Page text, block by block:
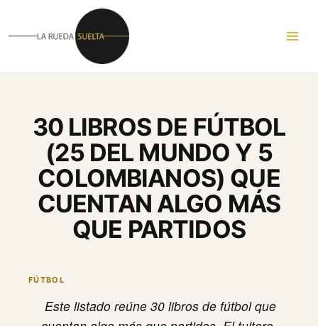
contenido
30 LIBROS DE FÚTBOL
(25 DEL MUNDO Y 5
COLOMBIANOS) QUE
CUENTAN ALGO MÁS
QUE PARTIDOS
FÚTBOL
Este listado reúne 30 libros de fútbol que